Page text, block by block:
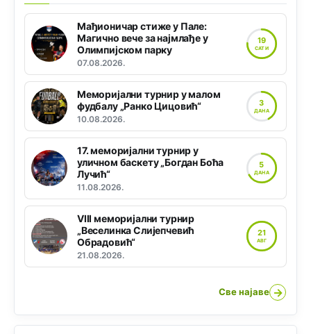
Мађионичар стиже у Пале:
Магично вече за најмлађе у
Олимпијском парку
07.08.2026.
19
САТИ
Меморијални турнир у малом
фудбалу „Ранко Цицовић“
10.08.2026.
3
ДАНА
17. меморијални турнир у
уличном баскету „Богдан Боћа
Лучић“
11.08.2026.
5
ДАНА
VIII меморијални турнир
„Веселинка Слијепчевић
Обрадовић“
21.08.2026.
21
АВГ
Све најаве →